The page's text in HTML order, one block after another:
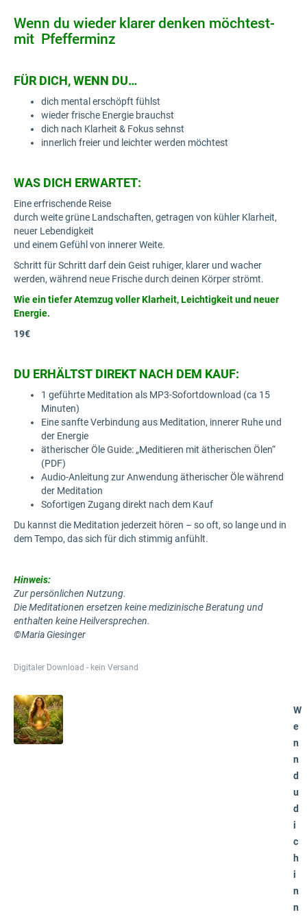
Wenn du wieder klarer denken möchtest-
mit Pfefferminz
FÜR DICH, WENN DU…
dich mental erschöpft fühlst
wieder frische Energie brauchst
dich nach Klarheit & Fokus sehnst
innerlich freier und leichter werden möchtest
WAS DICH ERWARTET:
Eine erfrischende Reise
durch weite grüne Landschaften, getragen von kühler Klarheit,
neuer Lebendigkeit
und einem Gefühl von innerer Weite.
Schritt für Schritt darf dein Geist ruhiger, klarer und wacher
werden, während neue Frische durch deinen Körper strömt.
Wie ein tiefer Atemzug voller Klarheit, Leichtigkeit und neuer
Energie.
19€
DU ERHÄLTST DIREKT NACH DEM KAUF:
1 geführte Meditation als MP3-Sofortdownload (ca 15
Minuten)
Eine sanfte Verbindung aus Meditation, innerer Ruhe und
der Energie
ätherischer Öle Guide: „Meditieren mit ätherischen Ölen“
(PDF)
Audio-Anleitung zur Anwendung ätherischer Öle während
der Meditation
Sofortigen Zugang direkt nach dem Kauf
Du kannst die Meditation jederzeit hören – so oft, so lange und in
dem Tempo, das sich für dich stimmig anfühlt.
Hinweis:
Zur persönlichen Nutzung.
Die Meditationen ersetzen keine medizinische Beratung und
enthalten keine Heilversprechen.
©Maria Giesinger
Digitaler Download - kein Versand
W
e
n
n
d
u
d
i
c
h
i
n
n